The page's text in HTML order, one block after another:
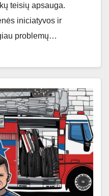
teisių apsauga.
iniciatyvos ir
problemų…